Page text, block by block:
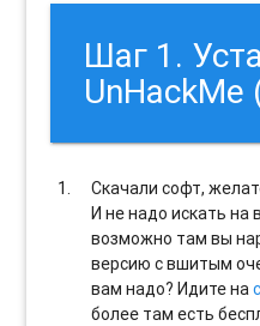
Шаг 1.
UnHackMe
Скачали софт,
И не надо искать на
возможно там вы
версию с вшитым
вам надо? Идите на
более там есть